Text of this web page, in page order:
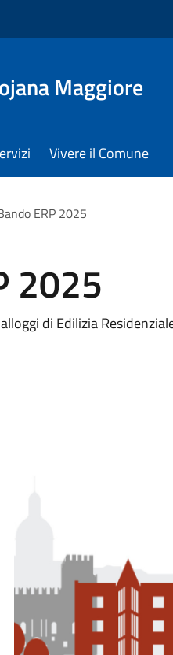
Maggiore
Vivere il Comune
ERP 2025
2025
di Edilizia